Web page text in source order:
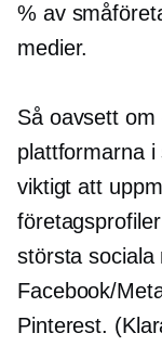
% av
medier.
Så oavsett om
plattformarna
viktigt att
största sociala
Facebook/
Pinterest.